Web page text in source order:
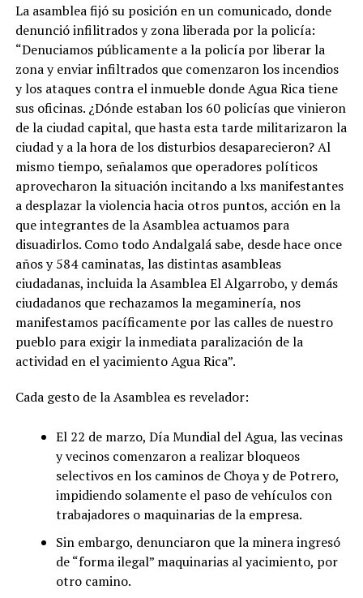
La asamblea fijó su posición en un comunicado, donde
denunció infilitrados y zona liberada por la policía:
“Denuciamos públicamente a la policía por liberar la
zona y enviar infiltrados que comenzaron los incendios
y los ataques contra el inmueble donde Agua Rica tiene
sus oficinas. ¿Dónde estaban los 60 policías que vinieron
de la ciudad capital, que hasta esta tarde militarizaron la
ciudad y a la hora de los disturbios desaparecieron? Al
mismo tiempo, señalamos que operadores políticos
aprovecharon la situación incitando a lxs manifestantes
a desplazar la violencia hacia otros puntos, acción en la
que integrantes de la Asamblea actuamos para
disuadirlos. Como todo Andalgalá sabe, desde hace once
años y 584 caminatas, las distintas asambleas
ciudadanas, incluida la Asamblea El Algarrobo, y demás
ciudadanos que rechazamos la megaminería, nos
manifestamos pacíficamente por las calles de nuestro
pueblo para exigir la inmediata paralización de la
actividad en el yacimiento Agua Rica”.
Cada gesto de la Asamblea es revelador:
El 22 de marzo, Día Mundial del Agua, las vecinas
y vecinos comenzaron a realizar bloqueos
selectivos en los caminos de Choya y de Potrero,
impidiendo solamente el paso de vehículos con
trabajadores o maquinarias de la empresa.
Sin embargo, denunciaron que la minera ingresó
de “forma ilegal” maquinarias al yacimiento, por
otro camino.